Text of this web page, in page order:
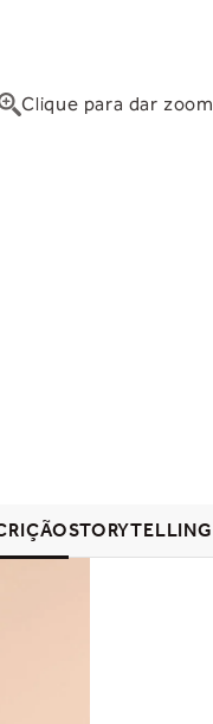
Clique para dar zoom
STORYTELLING